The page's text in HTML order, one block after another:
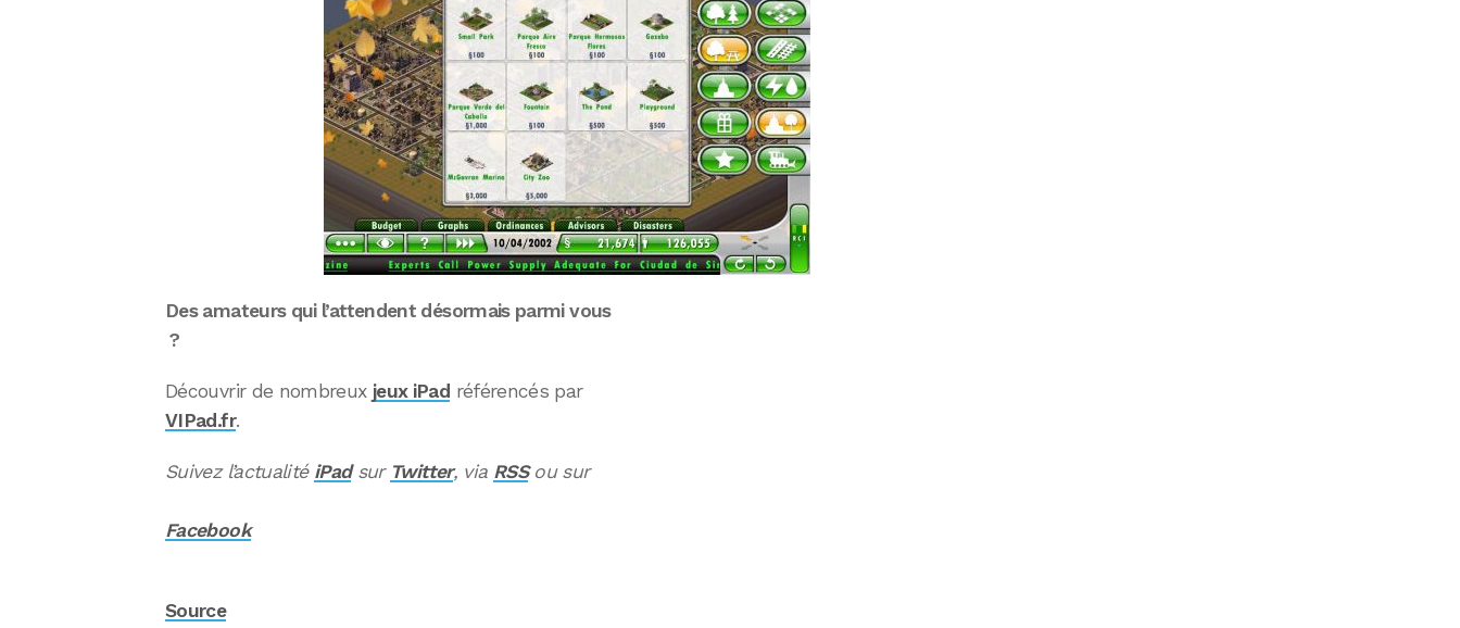
Des amateurs qui l’attendent désormais parmi vous
?
Découvrir de nombreux jeux iPad référencés par
VIPad.fr.
Suivez l’actualité iPadsur Twitter, via RSSou sur
Facebook
Source